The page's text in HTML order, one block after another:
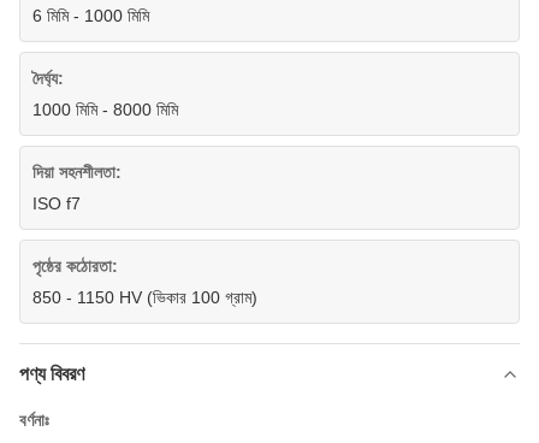
6 মিমি - 1000 মিমি
দৈর্ঘ্য:
1000 মিমি - 8000 মিমি
দিয়া সহনশীলতা:
ISO f7
পৃষ্ঠের কঠোরতা:
850 - 1150 HV (ভিকার 100 গ্রাম)
পণ্য বিবরণ
বর্ণনাঃ